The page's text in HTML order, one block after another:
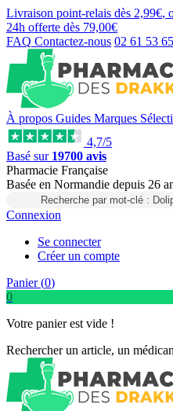
Livraison point-relais dès 2,99€,
24h offerte dès 79,00€
FAQ Contactez-nous 02 61 53
À propos Guides Marques
4,7/5
Basé sur 19700 avis
Pharmacie Française
Basée en Normandie depuis 26
Recherche par mot-clé :
Connexion
Se connecter
Créer un compte
Panier (0)
0
Votre panier est vide !
Rechercher un article, un